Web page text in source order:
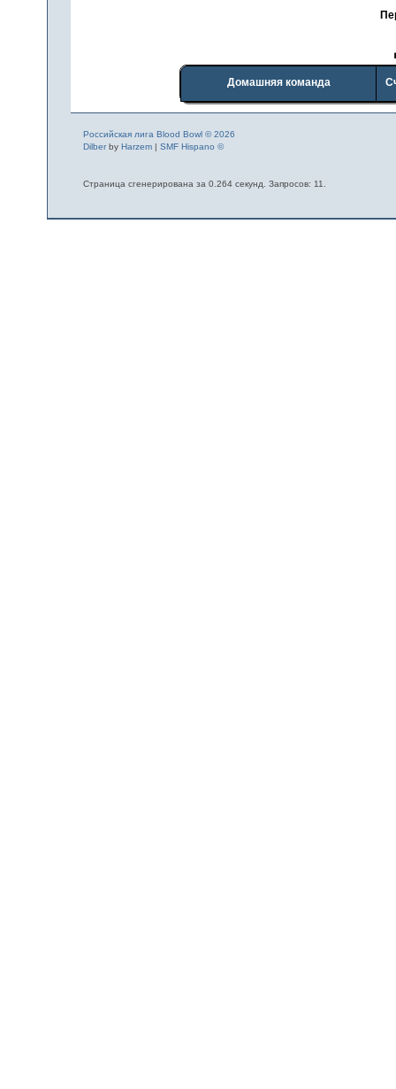
Домашняя команда
Российская лига Blood Bowl © 2026
Dilberby Harzem| SMF Hispano ©
Страница сгенерирована за 0.264 секунд. Запросов: 11.